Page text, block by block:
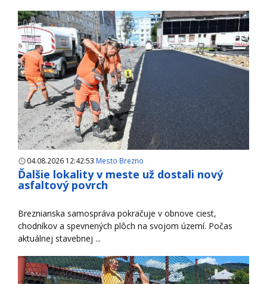
04.08.2026 12:42:53 Mesto Brezno
Ďalšie lokality v meste už dostali nový
asfaltový povrch
Breznianska samospráva pokračuje v obnove ciest,
chodníkov a spevnených plôch na svojom území. Počas
aktuálnej stavebnej ...